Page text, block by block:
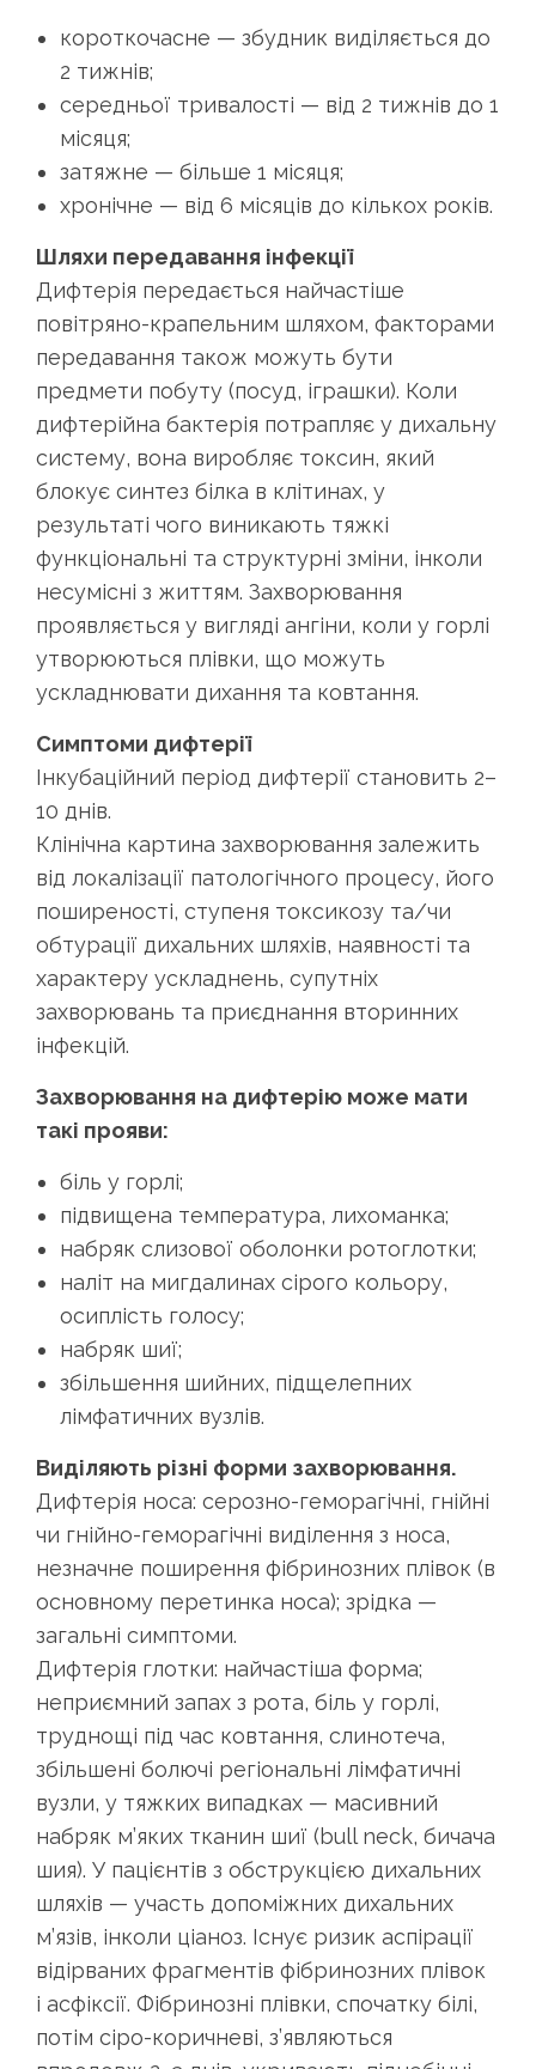
короткочасне — збудник виділяється до
2 тижнів;
середньої тривалості — від 2 тижнів до 1
місяця;
затяжне — більше 1 місяця;
хронічне — від 6 місяців до кількох років.
Шляхи передавання інфекції
Дифтерія передається найчастіше
повітряно-крапельним шляхом, факторами
передавання також можуть бути
предмети побуту (посуд, іграшки). Коли
дифтерійна бактерія потрапляє у дихальну
систему, вона виробляє токсин, який
блокує синтез білка в клітинах, у
результаті чого виникають тяжкі
функціональні та структурні зміни, інколи
несумісні з життям. Захворювання
проявляється у вигляді ангіни, коли у горлі
утворюються плівки, що можуть
ускладнювати дихання та ковтання.
Симптоми дифтерії
Інкубаційний період дифтерії становить 2–
10 днів.
Клінічна картина захворювання залежить
від локалізації патологічного процесу, його
поширеності, ступеня токсикозу та/чи
обтурації дихальних шляхів, наявності та
характеру ускладнень, супутніх
захворювань та приєднання вторинних
інфекцій.
Захворювання на дифтерію може мати
такі прояви:
біль у горлі;
підвищена температура, лихоманка;
набряк слизової оболонки ротоглотки;
наліт на мигдалинах сірого кольору,
осиплість голосу;
набряк шиї;
збільшення шийних, підщелепних
лімфатичних вузлів.
Виділяють різні форми захворювання.
Дифтерія носа: серозно-геморагічні, гнійні
чи гнійно-геморагічні виділення з носа,
незначне поширення фібринозних плівок (в
основному перетинка носа); зрідка —
загальні симптоми.
Дифтерія глотки: найчастіша форма;
неприємний запах з рота, біль у горлі,
труднощі під час ковтання, слинотеча,
збільшені болючі регіональні лімфатичні
вузли, у тяжких випадках — масивний
набряк м’яких тканин шиї (bull neck, бичача
шия). У пацієнтів з обструкцією дихальних
шляхів — участь допоміжних дихальних
м’язів, інколи ціаноз. Існує ризик аспірації
відірваних фрагментів фібринозних плівок
і асфіксії. Фібринозні плівки, спочатку білі,
потім сіро-коричневі, з’являються